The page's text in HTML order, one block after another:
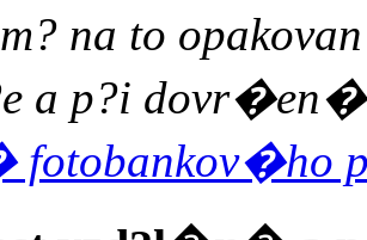
na to
a p?i
fotobankov�ho